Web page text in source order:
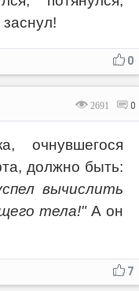
0
2691 0
очнувшегося
должно быть:
вычислить
тела!"А он
7